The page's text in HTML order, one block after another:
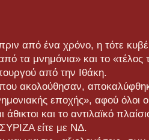
από ένα χρόνο, η τότε
τα μνημόνια» και το «τέλος
από την Ιθάκη.
ακολούθησαν,
εποχής», αφού όλοι
άθικτοι και το αντιλαϊκό
είτε με ΝΔ.